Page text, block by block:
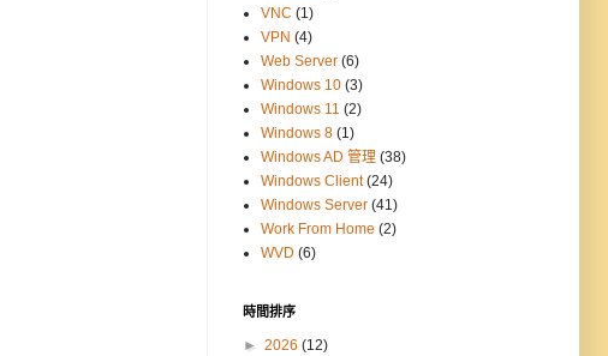
VNC (1)
VPN (4)
Web Server (6)
Windows 10 (3)
Windows 11 (2)
Windows 8 (1)
Windows AD 管理 (38)
Windows Client (24)
Windows Server (41)
Work From Home (2)
WVD (6)
時間排序
► 2026 (12)